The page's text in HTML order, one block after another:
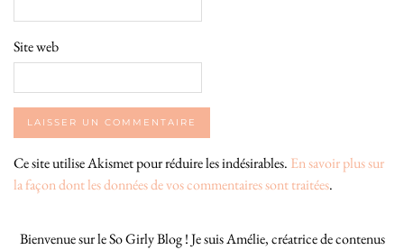
Site web
Ce site utilise Akismet pour réduire les indésirables. En savoir plus sur
la façon dont les données de vos commentaires sont traitées.
Bienvenue sur le So Girly Blog ! Je suis Amélie, créatrice de contenus